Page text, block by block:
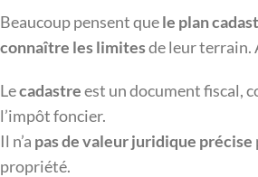
Beaucoup pensent quele plan
connaître les limitesde leur terrain.
Lecadastreest un document fiscal,
l’impôt foncier.
Il n’a pas de valeur juridique précise
propriété.